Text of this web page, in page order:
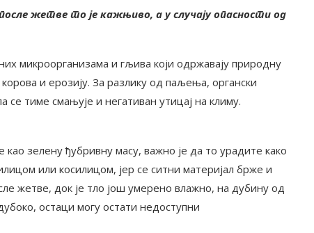
жетве то је кажњиво, а у случају опасности од
микроорганизама и гљива који одржавају природну
и ерозију. За разлику од паљења, органски
се тиме смањује и негативан утицај на климу.
зелену ђубривну масу, важно је да то урадите како
или косилицом, јер се ситни материјал брже и
жетве, док је тло још умерено влажно, на дубину од
остаци могу остати недоступни